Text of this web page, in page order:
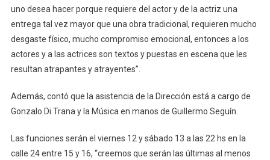
uno desea hacer porque requiere del actor y de la actriz una
entrega tal vez mayor que una obra tradicional, requieren mucho
desgaste físico, mucho compromiso emocional, entonces a los
actores y a las actrices son textos y puestas en escena que les
resultan atrapantes y atrayentes”.
Además, contó que la asistencia de la Dirección está a cargo de
Gonzalo Di Trana y la Música en manos de Guillermo Seguín.
Las funciones serán el viernes 12 y sábado 13 a las 22 hs en la
calle 24 entre 15 y 16, “creemos que serán las últimas al menos